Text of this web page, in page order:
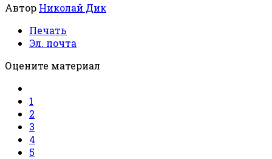
Автор Николай Дик
Печать
Эл. почта
Оцените материал
1
2
3
4
5